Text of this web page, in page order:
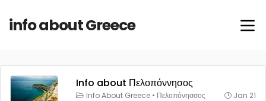
info about Greece
Info about Πελοπόννησος
Info About Greece • Πελοπόνησσος Jan 21